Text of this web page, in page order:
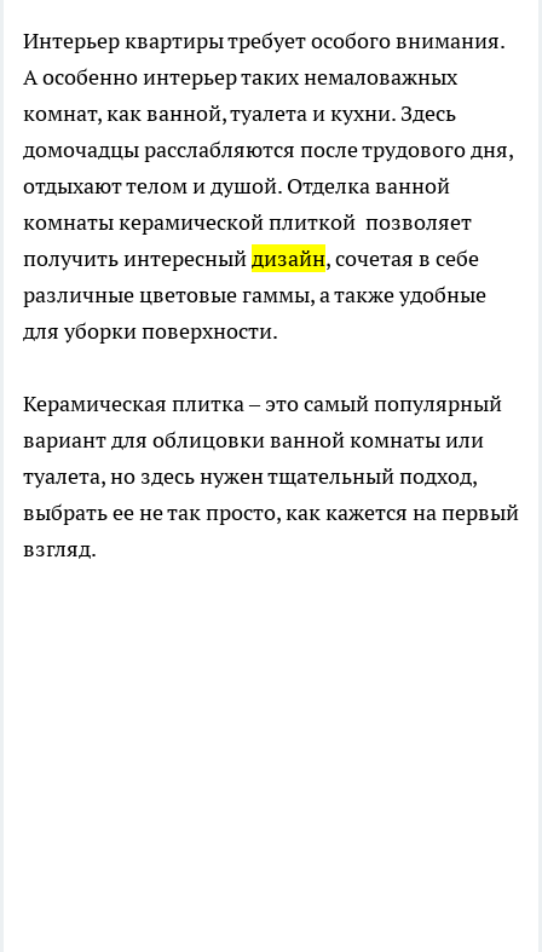
Интерьер квартиры требует особого внимания.
А особенно интерьер таких немаловажных
комнат, как ванной, туалета и кухни. Здесь
домочадцы расслабляются после трудового дня,
отдыхают телом и душой. Отделка ванной
комнаты керамической плиткой позволяет
получить интересныйдизайн, сочетая в себе
различные цветовые гаммы, а также удобные
для уборки поверхности.
Керамическая плитка – это самый популярный
вариант для облицовки ванной комнаты или
туалета, но здесь нужен тщательный подход,
выбрать ее не так просто, как кажется на первый
взгляд.